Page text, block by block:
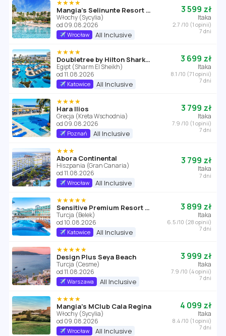
★★★★
Mangia's Selinunte Resort (ex Club Costanza Beach)
Włochy (Sycylia)
od 09.08.2026
Wrocław All Inclusive
3 599 zł
Itaka
2.7 /10 (1 opinii)
7 dni
★★★★
Doubletree by Hilton Sharks Bay
Egipt (Sharm El Sheikh)
od 11.08.2026
Katowice All Inclusive
3 699 zł
Itaka
8.1 /10 (71 opinii)
7 dni
★★★★
Hara Ilios
Grecja (Kreta Wschodnia)
od 09.08.2026
Poznań All Inclusive
3 799 zł
Itaka
7.9 /10 (1 opinii)
7 dni
★★★
Abora Continental
Hiszpania (Gran Canaria)
od 11.08.2026
Wrocław All Inclusive
3 799 zł
Itaka
7 dni
★★★★★
Sensitive Premium Resort & Spa
Turcja (Belek)
od 10.08.2026
Katowice All Inclusive
3 899 zł
Itaka
6.5 /10 (28 opinii)
7 dni
★★★★★
Design Plus Seya Beach
Turcja (Cesme)
od 11.08.2026
Warszawa All Inclusive
3 999 zł
Itaka
7.9 /10 (4 opinii)
7 dni
★★★★
Mangia’s MClub Cala Regina
Włochy (Sycylia)
od 09.08.2026
Wrocław All Inclusive
4 099 zł
Itaka
8.4 /10 (1 opinii)
7 dni